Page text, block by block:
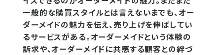
一般的な購買スタイルとは言えないまでも、オー
ダーメイドの魅力を伝え、売り上げを伸ばしてい
るサービスがある。オーダーメイドという体験の
訴求や、オーダーメイドに共感する顧客との絆づ